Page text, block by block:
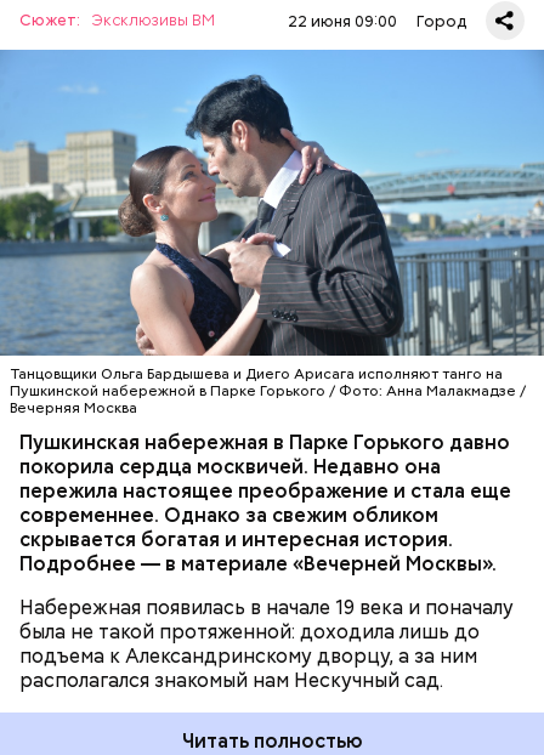
Сюжет: Эксклюзивы ВМ 22 июня 09:00 Город
Танцовщики Ольга Бардышева и Диего Арисага исполняют танго на
Пушкинской набережной в Парке Горького / Фото: Анна Малакмадзе /
Вечерняя Москва
Пушкинская набережная в Парке Горького давно
покорила сердца москвичей. Недавно она
пережила настоящее преображение и стала еще
современнее. Однако за свежим обликом
скрывается богатая и интересная история.
Подробнее — в материале «Вечерней Москвы».
Набережная появилась в начале 19 века и поначалу
была не такой протяженной: доходила лишь до
подъема к Александринскому дворцу, а за ним
располагался знакомый нам Нескучный сад.
Помнит поэта
Читать полностью
РЕКОНСТРУКЦИЯ МОСКВА
ИСТОРИЯ
ПАРК ГОРЬКОГО
Организаторы — городской Центр гражданской
активности и Совет общественных советников
Москвы при поддержке столичного Департамента
территориальных органов исполнительной власти.
В 2025 году в Москве провели творческие
фестивали, посвященные 80-летию Победы
Великой Отечественной войны и Году защитника
Отечества. Они объединили жителей всех округов
столицы. Лучшие коллективы и исполнители
выступили на гала-концертах в Храме Христа
Спасителя и музыкальном театре «Геликон-опера».
Москва — один из лидеров среди регионов по
объемам строительства. Высокие темпы
возведения жилья соответствуют целям и
инициативам национального проекта
«Инфраструктура для жизни».